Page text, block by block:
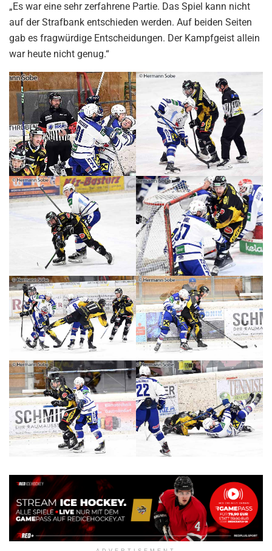
„Es war eine sehr zerfahrene Partie. Das Spiel kann nicht
auf der Strafbank entschieden werden. Auf beiden Seiten
gab es fragwürdige Entscheidungen. Der Kampfgeist allein
war heute nicht genug.“